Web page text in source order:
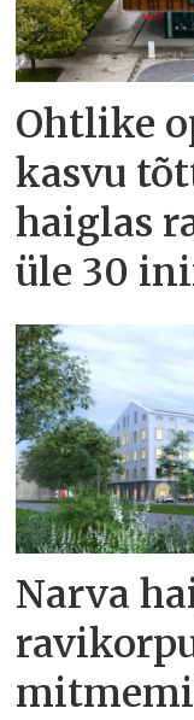
Ohtlike
kasvu
haiglas
üle 30
Narva